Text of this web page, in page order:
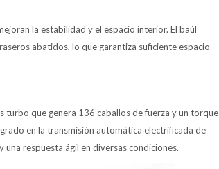
la estabilidad y el espacio interior. El baúl
abatidos, lo que garantiza suficiente espacio
que genera 136 caballos de fuerza y un torque
en la transmisión automática electrificada de
respuesta ágil en diversas condiciones.